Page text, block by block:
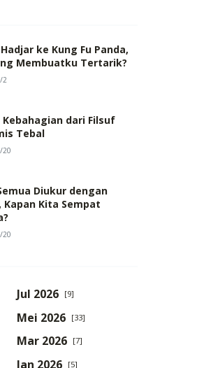
ke Kung Fu Panda,
Membuatku Tertarik?
2
Kebahagian dari Filsuf
Tebal
20
Diukur dengan
Kapan Kita Sempat
20
Jul 2026 [9]
Mei 2026 [33]
Mar 2026 [7]
Jan 2026 [5]